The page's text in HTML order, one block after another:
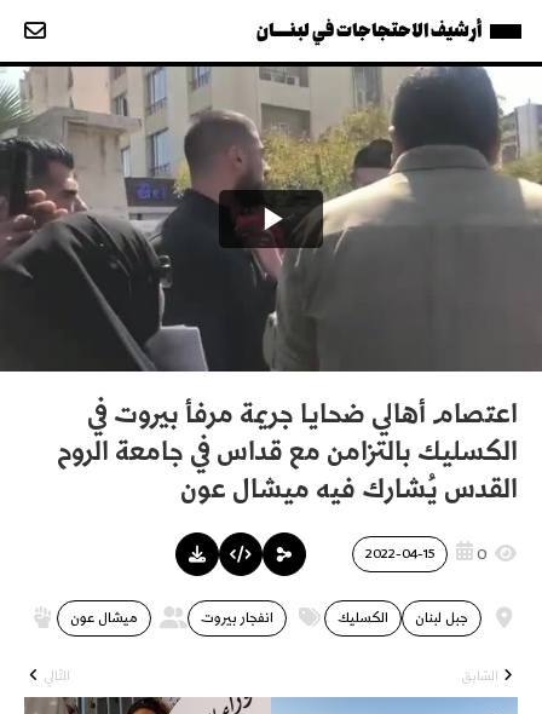
أرشيف الاحتجاجات في لبنــــان
اعتصام أهالي ضحايا جريمة مرفأ بيروت في
الكسليك بالتزامن مع قداس في جامعة الروح
القدس يُشارك فيه ميشال عون
0
2022-04-15
الكسليك جبل لبنان انفجار بيروت ميشال عون
السّابق التّالي